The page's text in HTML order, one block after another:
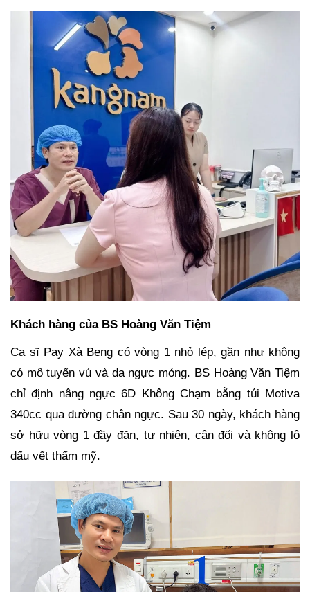
Khách hàng của BS Hoàng Văn Tiệm
Ca sĩ Pay Xà Beng có vòng 1 nhỏ lép, gần như không
có mô tuyến vú và da ngực mỏng. BS Hoàng Văn Tiệm
chỉ định nâng ngực 6D Không Chạm bằng túi Motiva
340cc qua đường chân ngực. Sau 30 ngày, khách hàng
sở hữu vòng 1 đầy đặn, tự nhiên, cân đối và không lộ
dấu vết thẩm mỹ.